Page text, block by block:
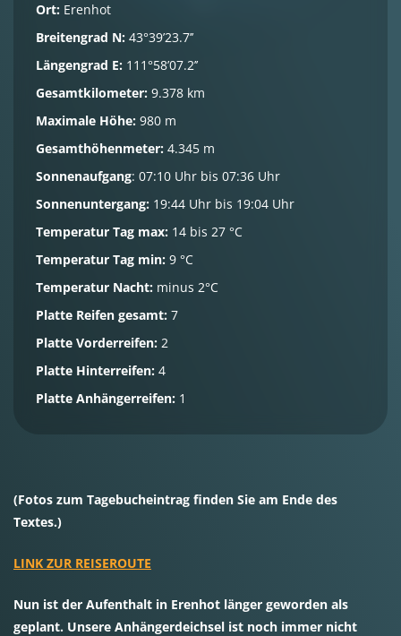
Ort: Erenhot
Breitengrad N: 43°39’23.7’’
Längengrad E: 111°58’07.2’’
Gesamtkilometer: 9.378 km
Maximale Höhe: 980 m
Gesamthöhenmeter: 4.345 m
Sonnenaufgang: 07:10 Uhr bis 07:36 Uhr
Sonnenuntergang: 19:44 Uhr bis 19:04 Uhr
Temperatur Tag max: 14 bis 27 °C
Temperatur Tag min: 9 °C
Temperatur Nacht: minus 2°C
Platte Reifen gesamt: 7
Platte Vorderreifen: 2
Platte Hinterreifen: 4
Platte Anhängerreifen: 1
(Fotos zum Tagebucheintrag finden Sie am Ende des
Textes.)
LINK ZUR REISEROUTE
Nun ist der Aufenthalt in Erenhot länger geworden als
geplant. Unsere Anhängerdeichsel ist noch immer nicht